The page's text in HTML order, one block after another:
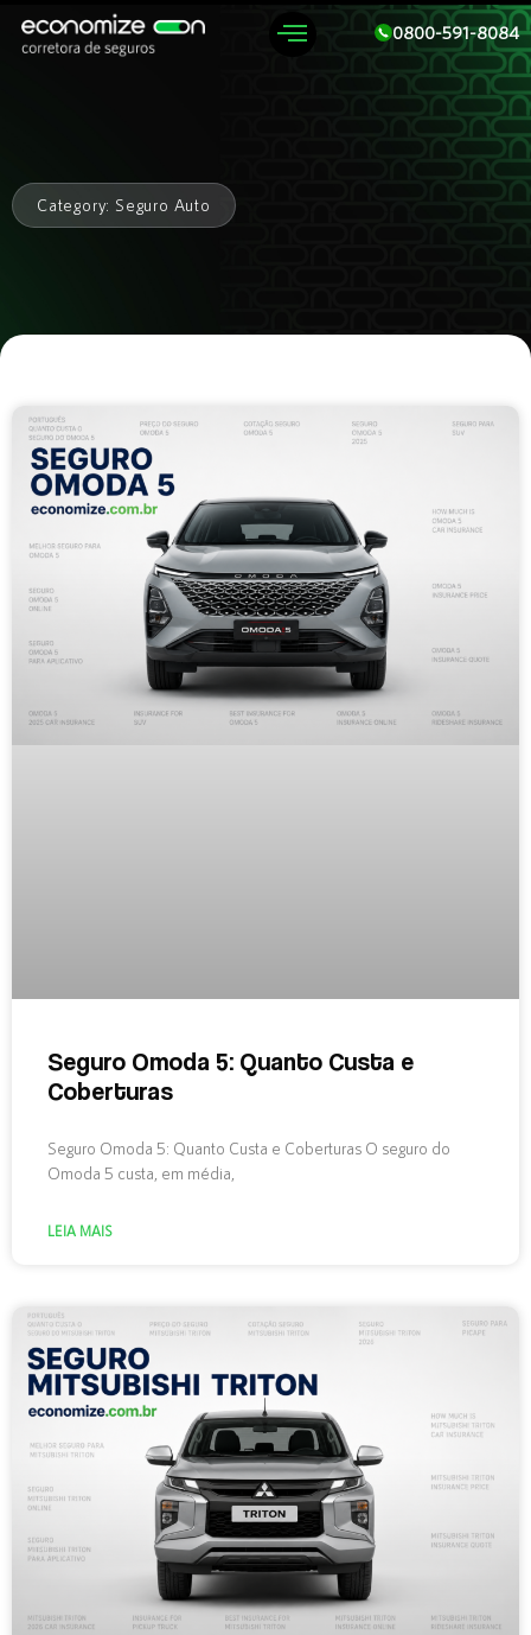
0800-591-8084
Category: Seguro Auto
Seguro Omoda 5: Quanto Custa e
Coberturas
Seguro Omoda 5: Quanto Custa e Coberturas O seguro do
Omoda 5 custa, em média,
LEIA MAIS